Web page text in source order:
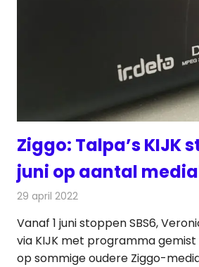
Ziggo: Talpa’s KIJK
juni op aantal
29 april 2022
Vanaf 1 juni stoppen SBS6,
via KIJK met programma
op sommige oudere Ziggo-